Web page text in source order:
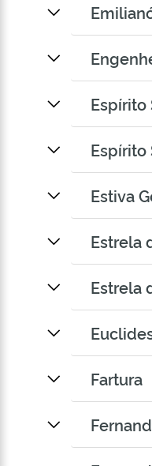
Espírito
Espírito
Estiva
Estrela
Estrela
Fartura